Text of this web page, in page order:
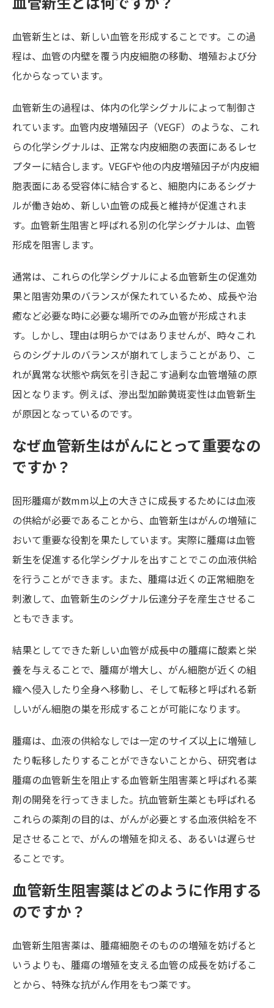
血管新生とは、新しい血管を形成することです。この過
程は、血管の内壁を覆う内皮細胞の移動、増殖および分
化からなっています。
血管新生の過程は、体内の化学シグナルによって制御さ
れています。血管内皮増殖因子（VEGF）のような、これ
らの化学シグナルは、正常な内皮細胞の表面にあるレセ
プターに結合します。VEGFや他の内皮増殖因子が内皮細
胞表面にある受容体に結合すると、細胞内にあるシグナ
ルが働き始め、新しい血管の成長と維持が促進されま
す。血管新生阻害と呼ばれる別の化学シグナルは、血管
形成を阻害します。
通常は、これらの化学シグナルによる血管新生の促進効
果と阻害効果のバランスが保たれているため、成長や治
癒など必要な時に必要な場所でのみ血管が形成されま
す。しかし、理由は明らかではありませんが、時々これ
らのシグナルのバランスが崩れてしまうことがあり、こ
れが異常な状態や病気を引き起こす過剰な血管増殖の原
因となります。例えば、滲出型加齢黄斑変性は血管新生
が原因となっているのです。
なぜ血管新生はがんにとって重要なの
ですか？
固形腫瘍が数mm以上の大きさに成長するためには血液
の供給が必要であることから、血管新生はがんの増殖に
おいて重要な役割を果たしています。実際に腫瘍は血管
新生を促進する化学シグナルを出すことでこの血液供給
を行うことができます。また、腫瘍は近くの正常細胞を
刺激して、血管新生のシグナル伝達分子を産生させるこ
ともできます。
結果としてできた新しい血管が成長中の腫瘍に酸素と栄
養を与えることで、腫瘍が増大し、がん細胞が近くの組
織へ侵入したり全身へ移動し、そして転移と呼ばれる新
しいがん細胞の巣を形成することが可能になります。
腫瘍は、血液の供給なしでは一定のサイズ以上に増殖し
たり転移したりすることができないことから、研究者は
腫瘍の血管新生を阻止する血管新生阻害薬と呼ばれる薬
剤の開発を行ってきました。抗血管新生薬とも呼ばれる
これらの薬剤の目的は、がんが必要とする血液供給を不
足させることで、がんの増殖を抑える、あるいは遅らせ
ることです。
血管新生阻害薬はどのように作用する
のですか？
血管新生阻害薬は、腫瘍細胞そのものの増殖を妨げると
いうよりも、腫瘍の増殖を支える血管の成長を妨げるこ
とから、特殊な抗がん作用をもつ薬です。